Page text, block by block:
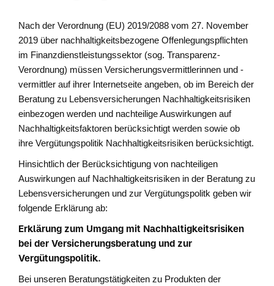
Nach der Verordnung (EU) 2019/2088 vom 27. November
2019 über nachhaltigkeitsbezogene Offenlegungspflichten
im Finanzdienstleistungssektor (sog. Transparenz-
Verordnung) müssen Versicherungsvermittlerinnen und -
vermittler auf ihrer Internetseite angeben, ob im Bereich der
Beratung zu Lebensversicherungen Nachhaltigkeitsrisiken
einbezogen werden und nachteilige Auswirkungen auf
Nachhaltigkeitsfaktoren berücksichtigt werden sowie ob
ihre Vergütungspolitik Nachhaltigkeitsrisiken berücksichtigt.
Hinsichtlich der Berücksichtigung von nachteiligen
Auswirkungen auf Nachhaltigkeitsrisiken in der Beratung zu
Lebensversicherungen und zur Vergütungspolitk geben wir
folgende Erklärung ab:
Erklärung zum Umgang mit Nachhaltigkeitsrisiken
bei der Versicherungsberatung und zur
Vergütungspolitik.
Bei unseren Beratungstätigkeiten zu Produkten der